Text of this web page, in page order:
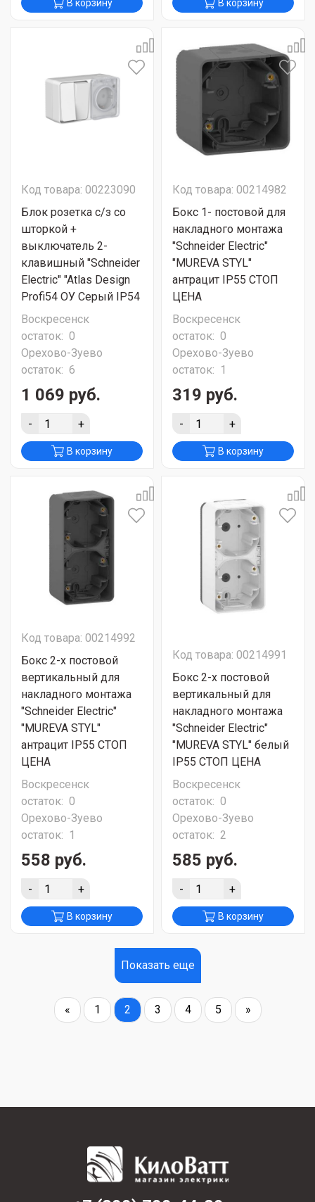
В корзину В корзину
Код товара: 00223090
Блок розетка с/з со
шторкой +
выключатель 2-
клавишный "Schneider
Electric" "Atlas Design
Profi54 ОУ Серый IP54
Воскресенск
остаток: 0
Орехово-Зуево
остаток: 6
1 069 руб.
- +
В корзину
Код товара: 00214982
Бокс 1- постовой для
накладного монтажа
"Schneider Electric"
"MUREVA STYL"
антрацит IP55 СТОП
ЦЕНА
Воскресенск
остаток: 0
Орехово-Зуево
остаток: 1
319 руб.
- +
В корзину
Код товара: 00214992
Бокс 2-х постовой
вертикальный для
накладного монтажа
"Schneider Electric"
"MUREVA STYL"
антрацит IP55 СТОП
ЦЕНА
Воскресенск
остаток: 0
Орехово-Зуево
остаток: 1
558 руб.
- +
В корзину
Код товара: 00214991
Бокс 2-х постовой
вертикальный для
накладного монтажа
"Schneider Electric"
"MUREVA STYL" белый
IP55 СТОП ЦЕНА
Воскресенск
остаток: 0
Орехово-Зуево
остаток: 2
585 руб.
- +
В корзину
Показать еще
« 1 2 3 4 5 »